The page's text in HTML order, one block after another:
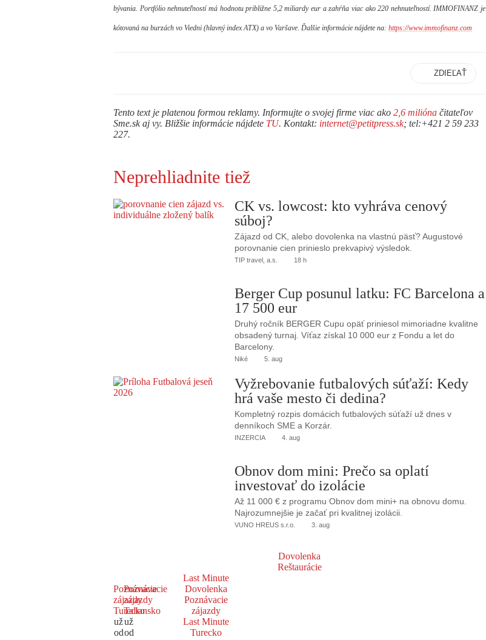
bývania. Portfólio nehnuteľností má hodnotu približne 5,2 miliardy eur a zahŕňa viac ako 220 nehnuteľností. IMMOFINANZ je
kótovaná na burzách vo Viedni (hlavný index ATX) a vo Varšave. Ďalšie informácie nájdete na: https://www.immofinanz.com
ZDIEĽAŤ
Tento text je platenou formou reklamy. Informujte o svojej firme viac ako 2,6 milióna čitateľov
Sme.sk aj vy. Bližšie informácie nájdete TU. Kontakt: internet@petitpress.sk; tel:+421 2 59 233
227.
Neprehliadnite tiež
CK vs. lowcost: kto vyhráva cenový
súboj?
Zájazd od CK, alebo dovolenka na vlastnú päsť? Augustové
porovnanie cien prinieslo prekvapivý výsledok.
TIP travel, a.s. 18 h
Berger Cup posunul latku: FC Barcelona a
17 500 eur
Druhý ročník BERGER Cupu opäť priniesol mimoriadne kvalitne
obsadený turnaj. Víťaz získal 10 000 eur z Fondu a let do
Barcelony.
Niké 5. aug
Vyžrebovanie futbalových súťaží: Kedy
hrá vaše mesto či dedina?
Kompletný rozpis domácich futbalových súťaží už dnes v
denníkoch SME a Korzár.
INZERCIA 4. aug
Obnov dom mini: Prečo sa oplatí
investovať do izolácie
Až 11 000 € z programu Obnov dom mini+ na obnovu domu.
Najrozumnejšie je začať pri kvalitnej izolácii.
VUNO HREUS s.r.o. 3. aug
Dovolenka
Reštaurácie
Poznávacie
zájazdy
Turecko
už
od
Poznávacie
zájazdy
Taliansko
už
od
Last Minute
Dovolenka
Poznávacie
zájazdy
Last Minute
Turecko